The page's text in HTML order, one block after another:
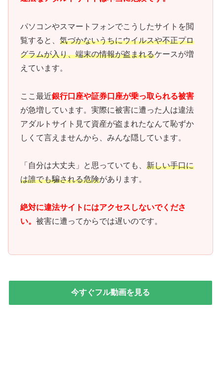
パソコンやスマートフォンでこうしたサイトを閲
覧すると、 気づかないうちにウイルスや不正プロ
グラムが入り、端末の情報が盗まれるケースが増
えています。
ここ最近銀行口座や証券口座が乗っ取られる被害
が急増しています。実際に被害に遭った人は違法
アダルトサイト見て資産が盗まれたなんて恥ずか
しくて言えませんから、みんな隠しています。
「自分は大丈夫」と思っていても、 新しい手口に
は誰でも騙される危険があります。
絶対に違法サイトにはアクセスしないでくださ
い。 被害に遭ってからでは遅いのです。
今すぐフル動画を見る